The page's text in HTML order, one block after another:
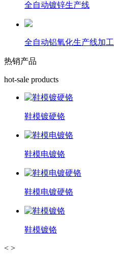
全自动镀锌生产线
全自动铝氧化生产线加工
热销产品
hot-sale products
鞋模镀硬铬
鞋模电镀铬
鞋模电镀硬铬
鞋模镀铬
< >